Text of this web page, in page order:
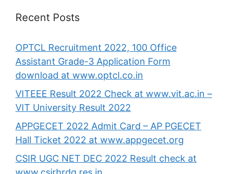
Recent Posts
OPTCL Recruitment 2022, 100 Office
Assistant Grade-3 Application Form
download at www.optcl.co.in
VITEEE Result 2022 Check at www.vit.ac.in –
VIT University Result 2022
APPGECET 2022 Admit Card – AP PGECET
Hall Ticket 2022 at www.appgecet.org
CSIR UGC NET DEC 2022 Result check at